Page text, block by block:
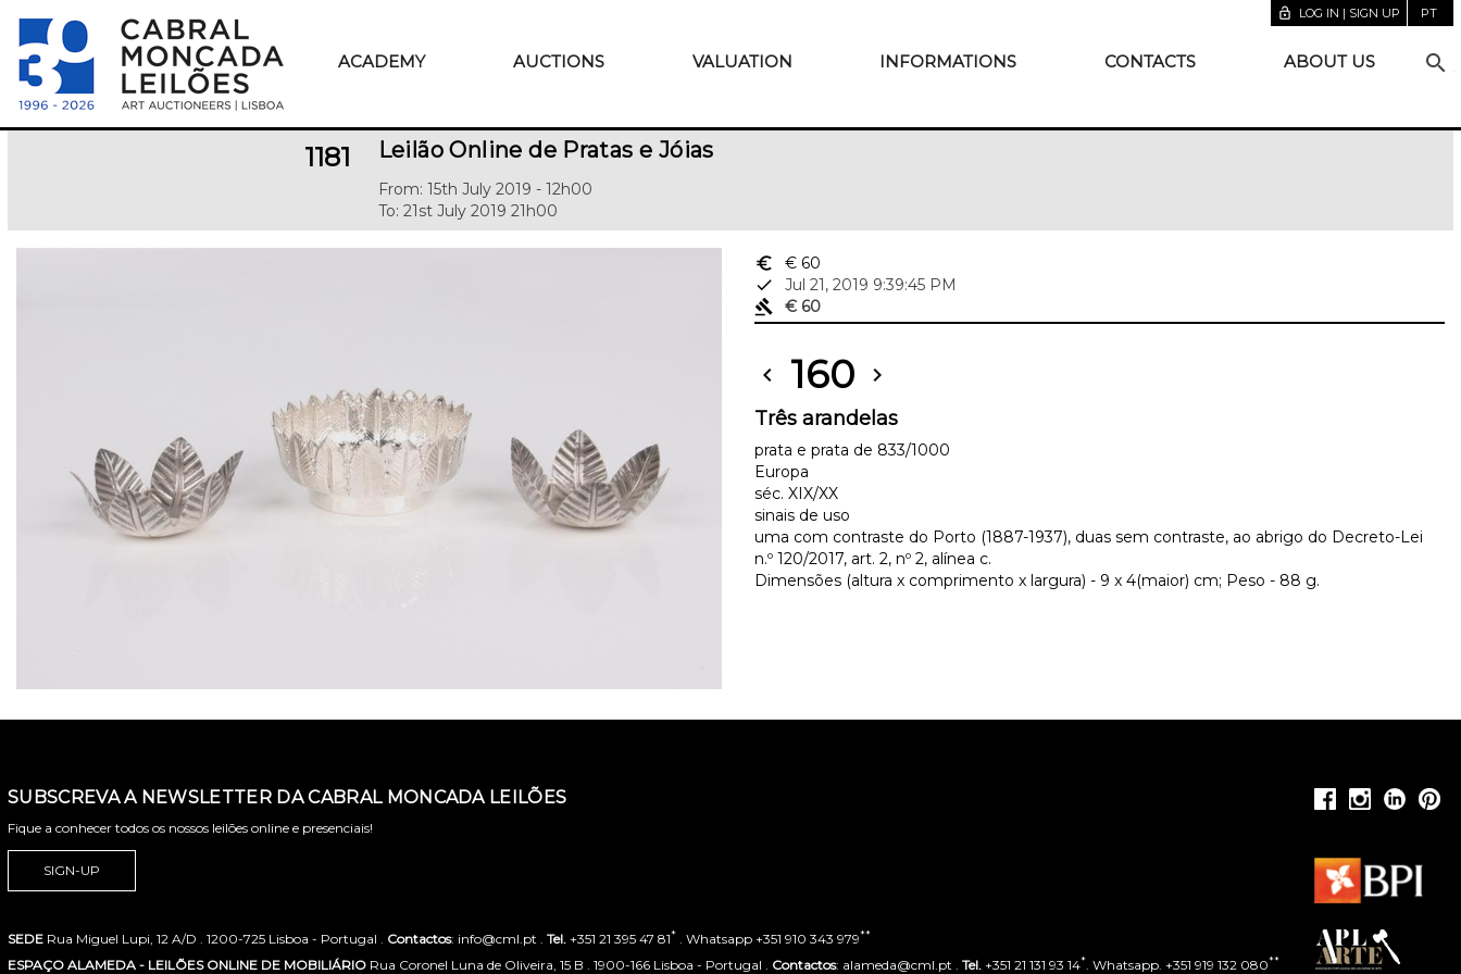
lock_open LOG IN | SIGN UP PT
ACADEMY AUCTIONS VALUATION INFORMATIONS CONTACTS ABOUT US search
1181 Leilão Online de Pratas e Jóias
From: 15th July 2019 - 12h00
To: 21st July 2019 21h00
euro_symbol
€ 60
done
Jul 21, 2019 9:39:45 PM
gavel
€ 60
chevron_left 160 chevron_right
Três arandelas
prata e prata de 833/1000
Europa
séc. XIX/XX
sinais de uso
uma com contraste do Porto (1887-1937), duas sem contraste, ao abrigo do Decreto-Lei
n.º 120/2017, art. 2, nº 2, alínea c.
Dimensões (altura x comprimento x largura) - 9 x 4(maior) cm; Peso - 88 g.
SUBSCREVA A NEWSLETTER DA CABRAL MONCADA LEILÕES
Fique a conhecer todos os nossos leilões online e presenciais!
SIGN-UP
SEDE Rua Miguel Lupi, 12 A/D . 1200-725 Lisboa - Portugal . Contactos: info@cml.pt . Tel. +351 21 395 47 81* . Whatsapp +351 910 343 979**
ESPAÇO ALAMEDA - LEILÕES ONLINE DE MOBILIÁRIO Rua Coronel Luna de Oliveira, 15 B . 1900-166 Lisboa - Portugal . Contactos: alameda@cml.pt . Tel. +351 21 131 93 14* . Whatsapp. +351 919 132 080**